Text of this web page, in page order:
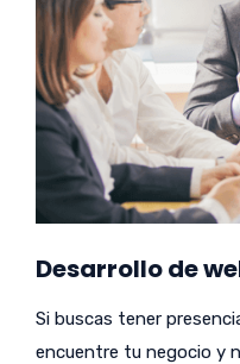
Desarrollo de
Si buscas tener
encuentre tu negocio y